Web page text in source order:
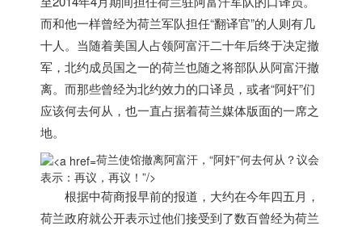
而和他一样曾经为荷兰军队担任“翻译官”的人则有几
十人。当随着美国人占领阿富汗二十年后终于决定撤
军，北约成员国之一的荷兰也随之将部队从阿富汗撤
离。而那些曾经为北约效力的口译员，或者“阿奸”们
应该何去何从，也一直占据着荷兰媒体版面的一席之
地。
荷兰使馆撤离阿富汗，“阿奸”何去何从？议会
表示：再议，再议！”/>
根据中荷商报早前的报道，大约在今年四五月，
荷兰政府就公开表示过他们接受到了数百曾经为荷兰